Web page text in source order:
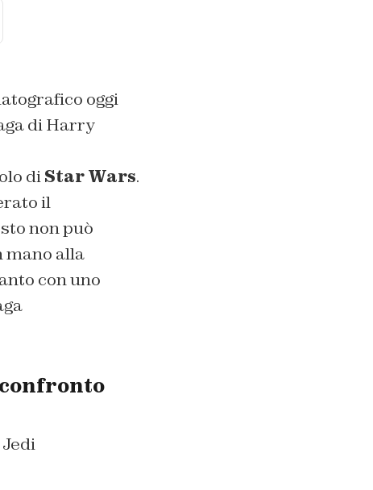
oggi
di Harry
diStar Wars.
il
non può
mano alla
con uno